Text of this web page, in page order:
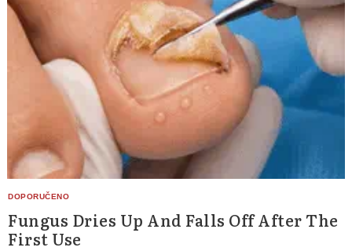
Fungus Dries Up And Falls Off After The
First Use